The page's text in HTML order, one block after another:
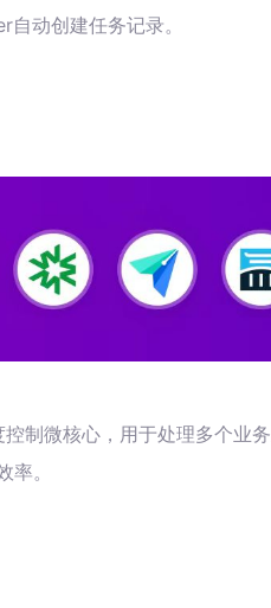
动创建任务记录。
制微核心，用于处理多个业
。